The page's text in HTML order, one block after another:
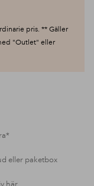
pris. ** Gäller
"Outlet" eller
eller paketbox